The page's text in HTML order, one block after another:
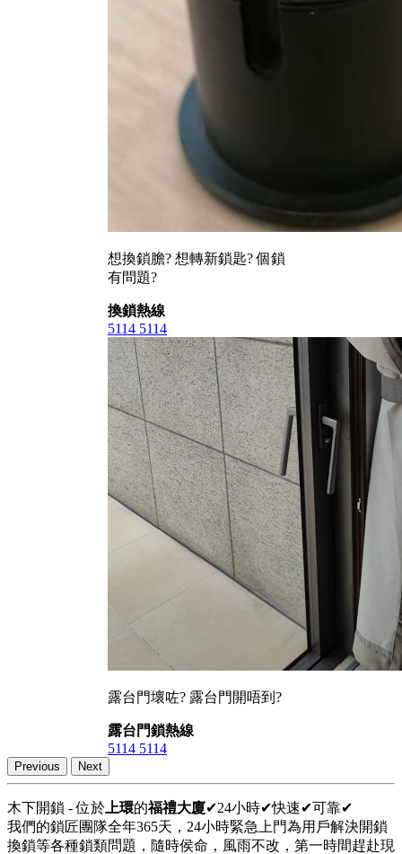
想換鎖膽? 想轉新鎖匙? 個鎖
有問題?
換鎖熱線
5114 5114
露台門壞咗? 露台門開唔到?
露台門鎖熱線
5114 5114
Previous Next
木下開鎖 - 位於 上環的福禮大廈✔24小時✔快速✔可靠✔
我們的鎖匠團隊全年365天，24小時緊急上門為用戶解決開鎖
換鎖等各種鎖類問題，隨時侯命，風雨不改，第一時間趕赴現